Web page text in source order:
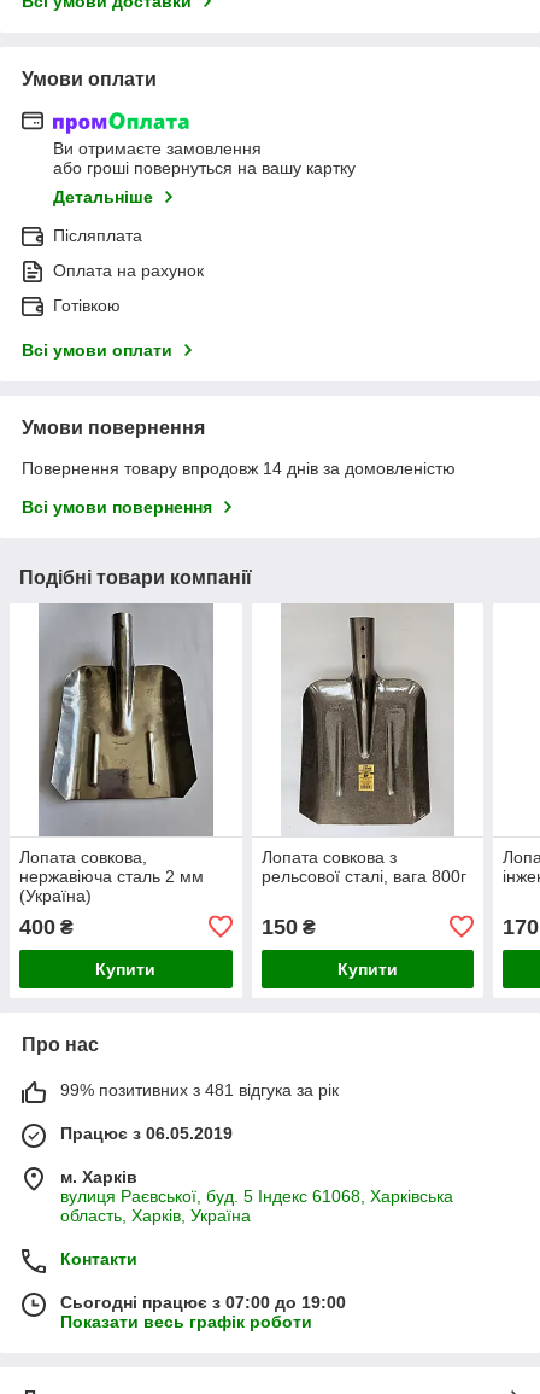
Умови оплати
Ви отримаєте замовлення
або гроші повернуться на вашу картку
Детальніше
Післяплата
Оплата на рахунок
Готівкою
Всі умови оплати
Умови повернення
Повернення товару впродовж 14 днів за домовленістю
Всі умови повернення
Подібні товари компанії
Лопата совкова,
нержавіюча сталь 2 мм
(Україна)
400 ₴
Купити
Лопата совкова з
рельсової сталі, вага 800г
150₴
Купити
170
Про нас
99% позитивних з 481 відгука за рік
Працює з 06.05.2019
м. Харків
вулиця Раєвської, буд. 5 Індекс 61068, Харківська
область, Харків, Україна
Контакти
Сьогодні працює з 07:00 до 19:00
Показати весь графік роботи